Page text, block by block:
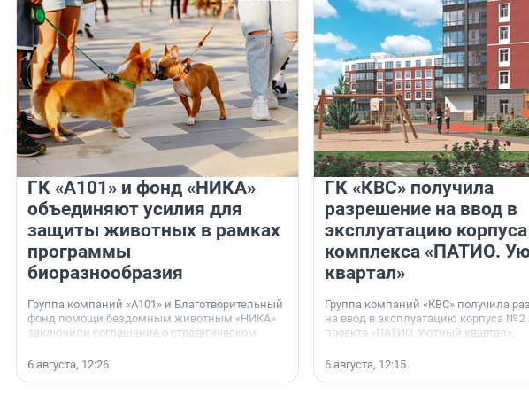
ГК «А101» и фонд «НИКА»
объединяют усилия для
защиты животных в рамках
программы
биоразнообразия
Группа компаний «А101» и Благотворительный
фонд помощи бездомным животным «НИКА»
заключили соглашение о стратегическом
6 августа, 12:26
ГК «КВС» получила
разрешение на ввод в
эксплуатацию
комплекса «ПАТИО.
квартал»
Группа компаний «КВС» получила
на ввод в эксплуатацию корпуса № 2
проекта «ПАТИО. Уютный квартал»,
Ленинградской области.
6 августа, 12:15